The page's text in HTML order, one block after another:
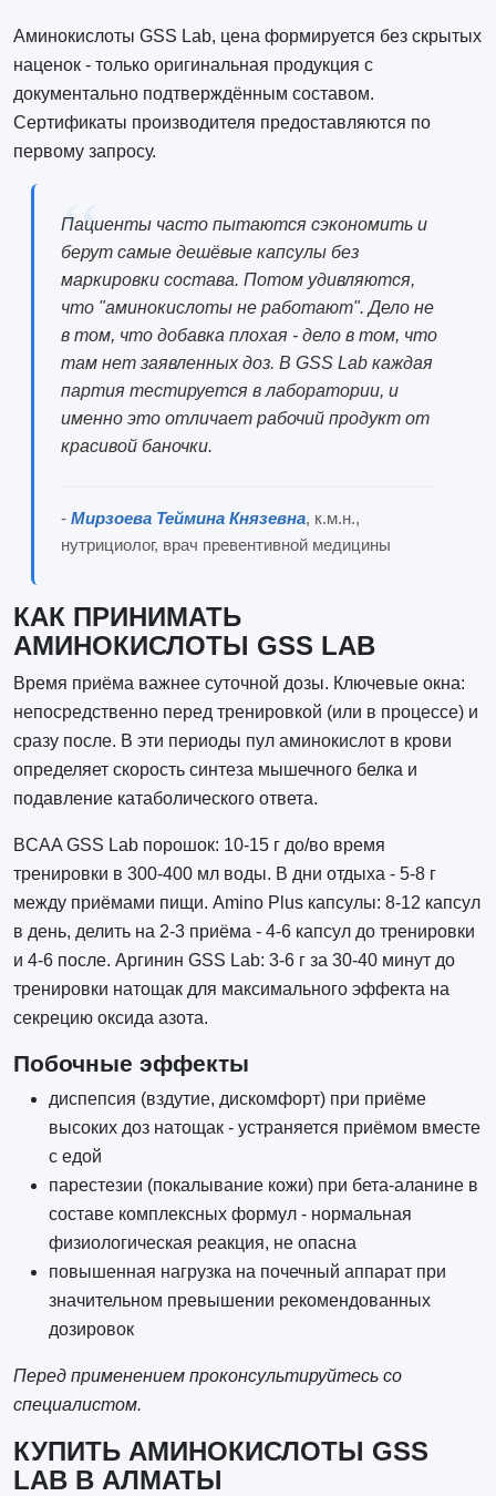
Аминокислоты GSS Lab, цена формируется без скрытых
наценок - только оригинальная продукция с
документально подтверждённым составом.
Сертификаты производителя предоставляются по
первому запросу.
Пациенты часто пытаются сэкономить и
берут самые дешёвые капсулы без
маркировки состава. Потом удивляются,
что "аминокислоты не работают". Дело не
в том, что добавка плохая - дело в том, что
там нет заявленных доз. В GSS Lab каждая
партия тестируется в лаборатории, и
именно это отличает рабочий продукт от
красивой баночки.
- Мирзоева Теймина Князевна, к.м.н.,
нутрициолог, врач превентивной медицины
КАК ПРИНИМАТЬ
АМИНОКИСЛОТЫ GSS LAB
Время приёма важнее суточной дозы. Ключевые окна:
непосредственно перед тренировкой (или в процессе) и
сразу после. В эти периоды пул аминокислот в крови
определяет скорость синтеза мышечного белка и
подавление катаболического ответа.
BCAA GSS Lab порошок: 10-15 г до/во время
тренировки в 300-400 мл воды. В дни отдыха - 5-8 г
между приёмами пищи. Amino Plus капсулы: 8-12 капсул
в день, делить на 2-3 приёма - 4-6 капсул до тренировки
и 4-6 после. Аргинин GSS Lab: 3-6 г за 30-40 минут до
тренировки натощак для максимального эффекта на
секрецию оксида азота.
Побочные эффекты
диспепсия (вздутие, дискомфорт) при приёме
высоких доз натощак - устраняется приёмом вместе
с едой
парестезии (покалывание кожи) при бета-аланине в
составе комплексных формул - нормальная
физиологическая реакция, не опасна
повышенная нагрузка на почечный аппарат при
значительном превышении рекомендованных
дозировок
Перед применением проконсультируйтесь со
специалистом.
КУПИТЬ АМИНОКИСЛОТЫ GSS
LAB В АЛМАТЫ